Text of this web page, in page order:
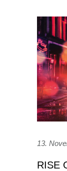
13.
RISE